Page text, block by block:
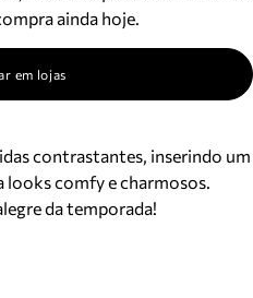
ainda hoje.
em lojas
contrastantes, inserindo um
looks comfy e charmosos.
da temporada!